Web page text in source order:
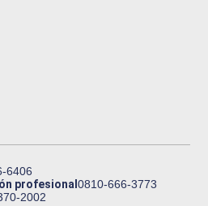
6406
profesional0810-666-3773
2002